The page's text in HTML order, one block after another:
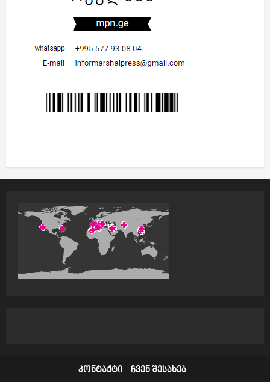
კონტაქტი ჩვენ შესახებ